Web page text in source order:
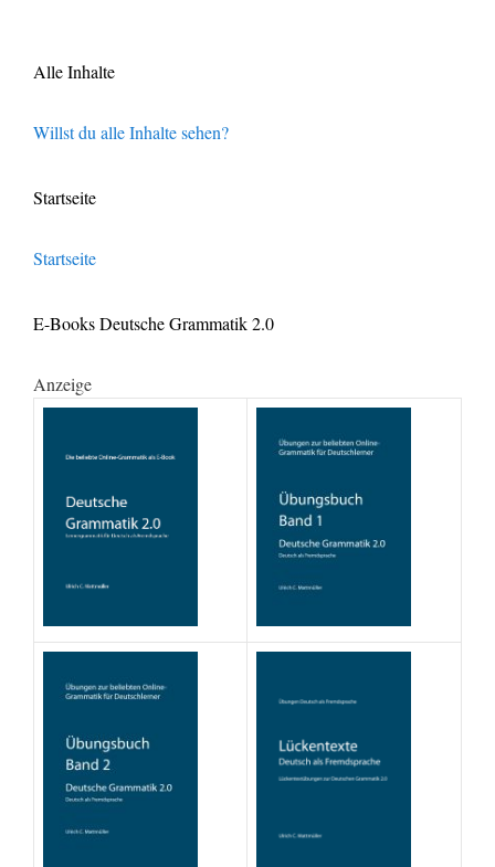
Alle Inhalte
Willst du alle Inhalte sehen?
Startseite
Startseite
E-Books Deutsche Grammatik 2.0
Anzeige